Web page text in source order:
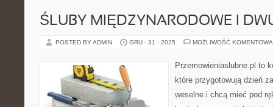
ŚLUBY MIĘDZYNARODOWE I
POSTED BY ADMIN GRU - 31 - 2025 MOŻLIWOŚĆ
Przemowieniaslubne.pl to
które przygotowują dzień
weselne i chcą mieć pod